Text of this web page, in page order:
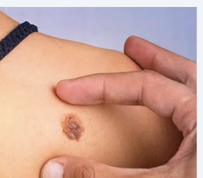
всё ещё у меня.
могу прихватить с собой